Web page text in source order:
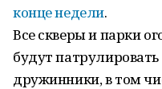
конце недели.
Все скверы и парки
будут
дружинники, в том